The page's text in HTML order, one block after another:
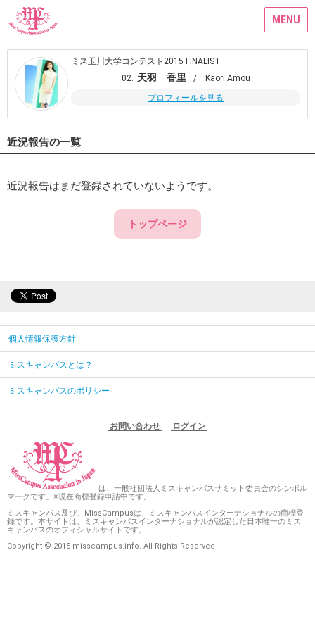
MENU
ミス玉川大学コンテスト2015 FINALIST
02. 天羽 香里
/ Kaori Amou
プロフィールを見る
近況報告の一覧
近況報告はまだ登録されていないようです。
トップページ
個人情報保護方針
ミスキャンパスとは？
ミスキャンパスのポリシー
お問い合わせ ログイン
は、一般社団法人ミスキャンパスサミット委員会のシンボル
マークです。※現在商標登録申請中です。
ミスキャンパス及び、MissCampusは、ミスキャンパスインターナショナルの商標登
録です。本サイトは、ミスキャンパスインターナショナルが認定した日本唯一のミス
キャンパスのオフィシャルサイトです。
Copyright © 2015 misscampus.info. All Rights Reserved